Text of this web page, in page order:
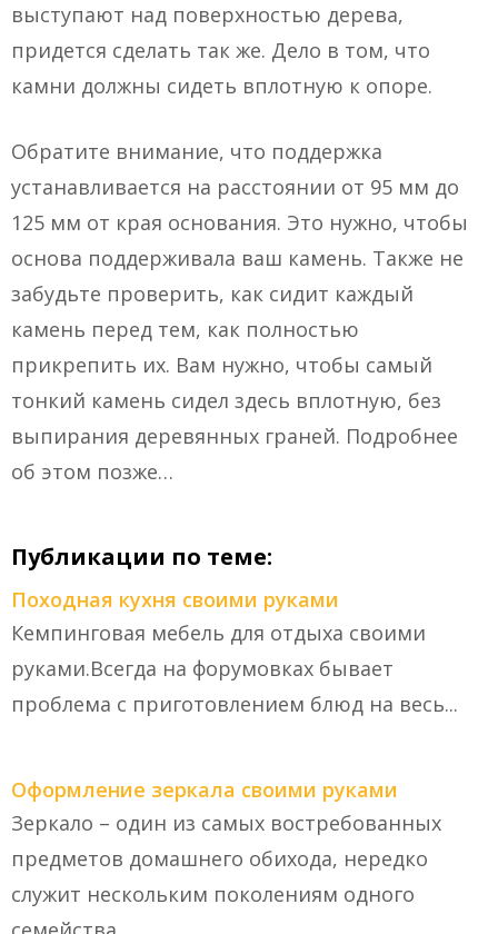
выступают над поверхностью дерева,
придется сделать так же. Дело в том, что
камни должны сидеть вплотную к опоре.
Обратите внимание, что поддержка
устанавливается на расстоянии от 95 мм до
125 мм от края основания. Это нужно, чтобы
основа поддерживала ваш камень. Также не
забудьте проверить, как сидит каждый
камень перед тем, как полностью
прикрепить их. Вам нужно, чтобы самый
тонкий камень сидел здесь вплотную, без
выпирания деревянных граней. Подробнее
об этом позже…
Публикации по теме:
Походная кухня своими руками
Кемпинговая мебель для отдыха своими
руками.Всегда на форумовках бывает
проблема с приготовлением блюд на весь...
Оформление зеркала своими руками
Зеркало – один из самых востребованных
предметов домашнего обихода, нередко
служит нескольким поколениям одного